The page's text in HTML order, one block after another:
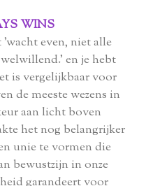
WINS
even, niet alle
en je hebt
is vergelijkbaar voor
de meeste wezens in
aan licht boven
het nog belangrijker
unie te vormen die
bewustzijn in onze